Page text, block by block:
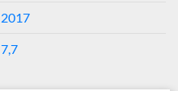
2017
7,7